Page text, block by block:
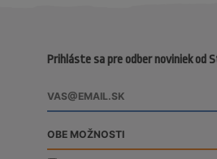
Prihláste sa pre odber noviniek od